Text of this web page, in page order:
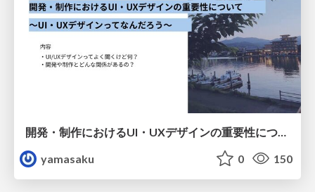
yamasaku
0 150